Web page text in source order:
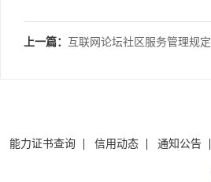
上一篇： 互联网论坛社区服务管理规定
能力证书查询 信用动态 通知公告